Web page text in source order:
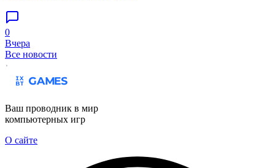
0
Вчера
Все новости
Ваш проводник в мир
компьютерных игр
О сайте